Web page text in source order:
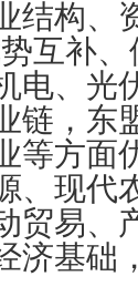
结构、
互补
电、光
链，东
等方面
、现代
贸易、
济基础